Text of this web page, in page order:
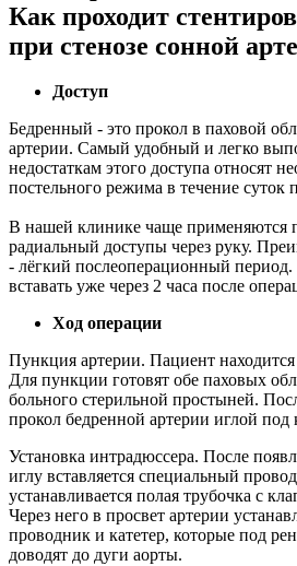
Как проходит
при стенозе сонной
Доступ
Бедренный - это прокол в паховой
артерии. Самый удобный и легко
недостаткам этого доступа относят
постельного режима в течение суток
В нашей клинике чаще применяются
радиальный доступы через руку.
- лёгкий послеоперационный
вставать уже через 2 часа после
Ход операции
Пункция артерии. Пациент
Для пункции готовят обе паховых
больного стерильной простыней.
прокол бедренной артерии иглой
Установка интрадюссера. После
иглу вставляется специальный
устанавливается полая трубочка с
Через него в просвет артерии
проводник и катетер, которые под
доводят до дуги аорты.